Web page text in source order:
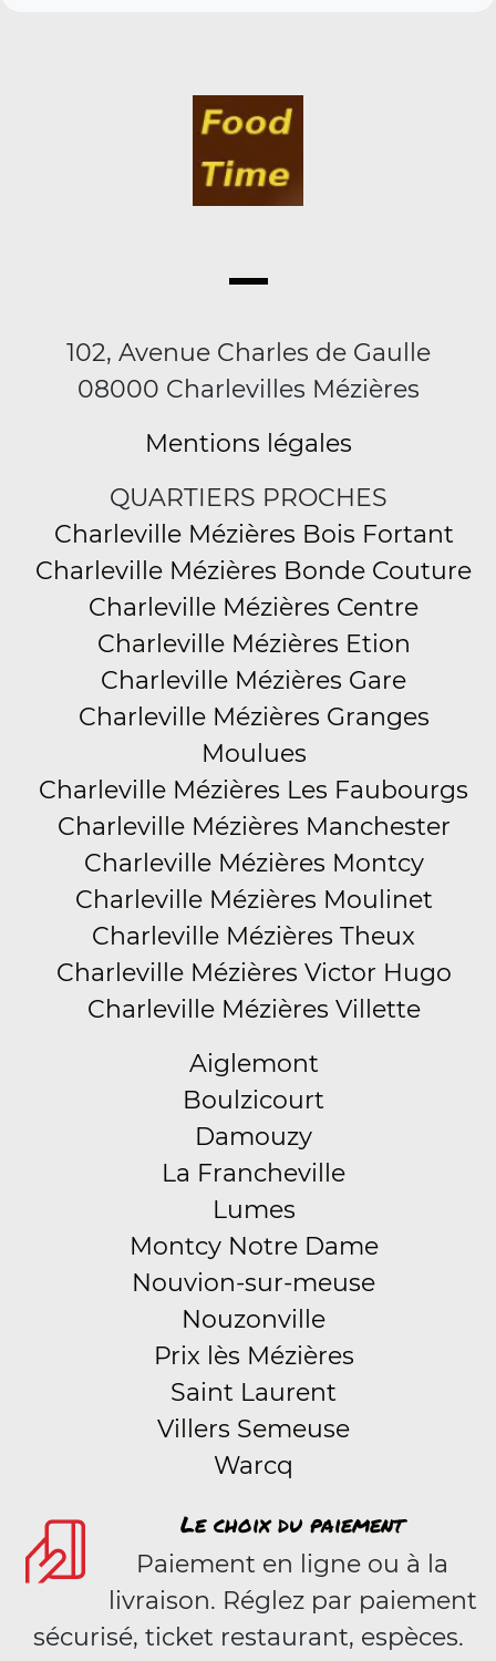
102, Avenue Charles de Gaulle
08000 Charlevilles Mézières
Mentions légales
QUARTIERS PROCHES
Charleville Mézières Bois Fortant
Charleville Mézières Bonde Couture
Charleville Mézières Centre
Charleville Mézières Etion
Charleville Mézières Gare
Charleville Mézières Granges
Moulues
Charleville Mézières Les Faubourgs
Charleville Mézières Manchester
Charleville Mézières Montcy
Charleville Mézières Moulinet
Charleville Mézières Theux
Charleville Mézières Victor Hugo
Charleville Mézières Villette
Aiglemont
Boulzicourt
Damouzy
La Francheville
Lumes
Montcy Notre Dame
Nouvion-sur-meuse
Nouzonville
Prix lès Mézières
Saint Laurent
Villers Semeuse
Warcq
Le choix du paiement
Paiement en ligne ou à la
livraison. Réglez par paiement
sécurisé, ticket restaurant, espèces.